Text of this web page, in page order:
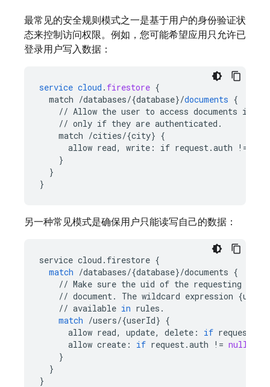
最常见的安全规则模式之一是基于用户的身份验证状
态来控制访问权限。例如，您可能希望应用只允许已
登录用户写入数据：
service cloud . firestore {
match /databases/{database}/documents {
// Allow the user to access documents in
// only if they are authenticated.
match /cities/{city} {
allow read, write : if request.auth !=
}
}
}
另一种常见模式是确保用户只能读写自己的数据：
service cloud . firestore {
match /databases/{database}/documents {
// Make sure the uid of the requesting
// document. The wildcard expression {
// available in rules .
match /users/{userId} {
allow read, update, delete : if request
allow create : if request.auth != null
}
}
}